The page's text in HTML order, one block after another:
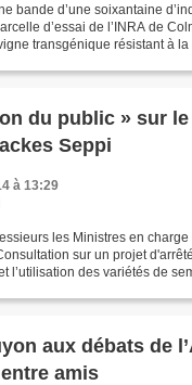
bande d’une soixantaine
d’essai de l’INRA de
transgénique résistant à
du public » sur le
Seppi
à 13:29
les Ministres en
sur un projet
l’utilisation des variétés de
aux débats de
amis